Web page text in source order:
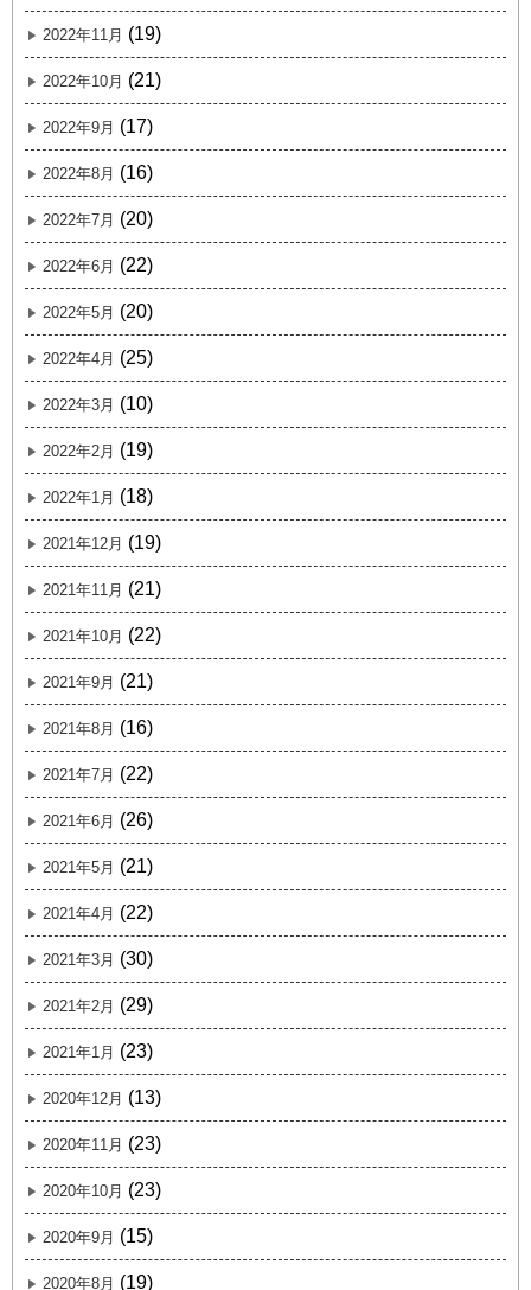
2022年11月 (19)
2022年10月 (21)
2022年9月 (17)
2022年8月 (16)
2022年7月 (20)
2022年6月 (22)
2022年5月 (20)
2022年4月 (25)
2022年3月 (10)
2022年2月 (19)
2022年1月 (18)
2021年12月 (19)
2021年11月 (21)
2021年10月 (22)
2021年9月 (21)
2021年8月 (16)
2021年7月 (22)
2021年6月 (26)
2021年5月 (21)
2021年4月 (22)
2021年3月 (30)
2021年2月 (29)
2021年1月 (23)
2020年12月 (13)
2020年11月 (23)
2020年10月 (23)
2020年9月 (15)
2020年8月 (19)